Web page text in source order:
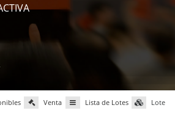
Venta Lista de Lotes Lote